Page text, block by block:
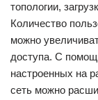
топологии,
Количество
можно
доступа. С
настроенных на
сеть можно